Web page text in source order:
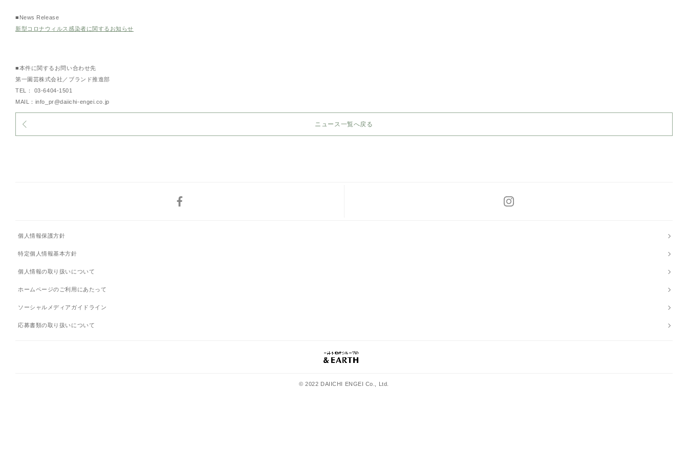
■News Release
新型コロナウィルス感染者に関するお知らせ
■本件に関するお問い合わせ先
第一園芸株式会社／ブランド推進部
TEL： 03-6404-1501
MAIL：info_pr@daiichi-engei.co.jp
ニュース一覧へ戻る
個人情報保護方針
特定個人情報基本方針
個人情報の取り扱いについて
ホームページのご利用にあたって
ソーシャルメディアガイドライン
応募書類の取り扱いについて
© 2022 DAIICHI ENGEI Co., Ltd.